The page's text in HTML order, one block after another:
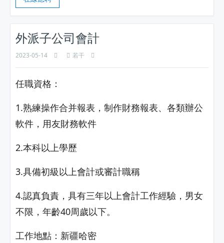
外派子公司會計
2023-05-14 若干
任職資格：
1.熟練操作合并報表，制作財務報表、各類辦公
軟件，用友財務軟件
2.本科以上學歷
3.具備初級以上會計或審計職稱
4.認真負責，具有三年以上會計工作經驗，男女
不限，年齡40周歲以下。
工作地點：新疆哈密